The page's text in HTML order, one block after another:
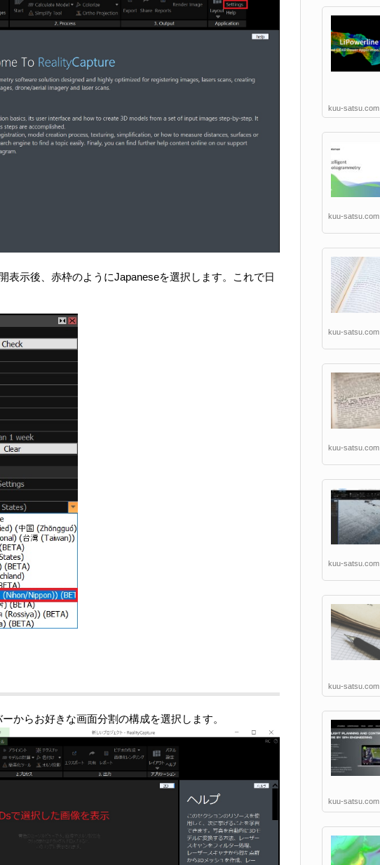
表示後、赤枠のようにJapaneseを選択します。これで日
からお好きな画面分割の構成を選択します。
kuu-satsu.com
kuu-satsu.com
kuu-satsu.com
kuu-satsu.com
kuu-satsu.com
kuu-satsu.com
kuu-satsu.com